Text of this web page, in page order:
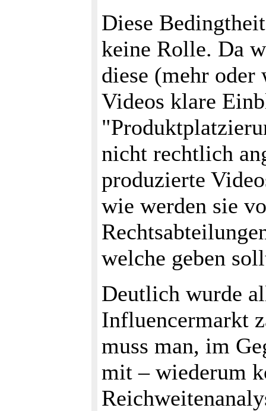
Diese
keine Rolle. Da
diese (mehr oder
Videos klare
nicht rechtlich
produzierte
wie werden sie
welche geben
Deutlich wurde
Influencermarkt
muss man, im
mit – wiederum